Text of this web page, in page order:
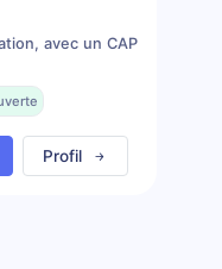
avec un CAP
Profil